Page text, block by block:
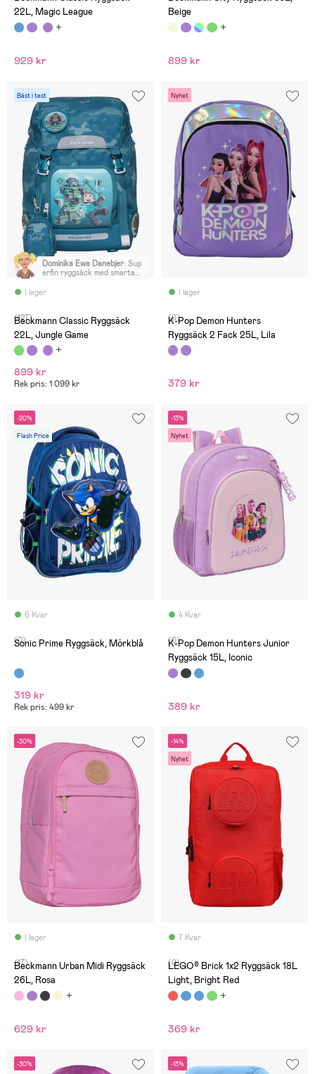
och runt midjan. Söt
miniväska till.
22L, Magic League
929 kr
Beige
899 kr
Bäst i test
I lager
Dominika Ewa Danebjer: Sup
erfin ryggsäck med smarta
regnskydd, separat fack för
knäppning vid bröstkorgen
och runt midjan. Söt
miniväska till.
(127)
Beckmann Classic Ryggsäck
22L, Jungle Game
899 kr
Rek pris: 1 099 kr
Nyhet
I lager
(0)
K-Pop Demon Hunters
Ryggsäck 2 Fack 25L, Lila
379 kr
-20%
Flash Price
6 Kvar
(0)
Sonic Prime Ryggsäck, Mörkblå
319 kr
Rek pris: 499 kr
-13%
Nyhet
4 Kvar
(0)
K-Pop Demon Hunters Junior
Ryggsäck 15L, Iconic
389 kr
-30%
I lager
(17)
Beckmann Urban Midi Ryggsäck
26L, Rosa
629 kr
-14%
Nyhet
7 Kvar
(0)
LEGO® Brick 1x2 Ryggsäck 18L
Light, Bright Red
369 kr
-30% -13%